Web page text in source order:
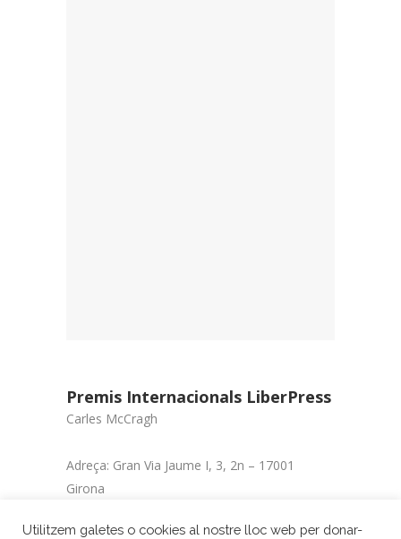
Premis Internacionals LiberPress
Carles McCragh
Adreça: Gran Via Jaume I, 3, 2n – 17001
Girona
Correu electrònic: liberpress1999@gmail.com
Utilitzem galetes o cookies al nostre lloc web per donar-